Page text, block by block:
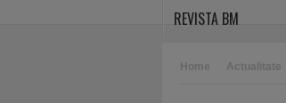
REVISTA BM
Home Actualitate